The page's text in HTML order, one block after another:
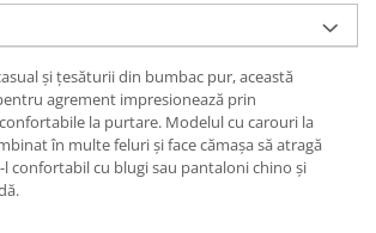
și țesăturii din bumbac pur, această
agrement impresionează prin
la purtare. Modelul cu carouri la
în multe feluri și face cămașa să atragă
confortabil cu blugi sau pantaloni chino și